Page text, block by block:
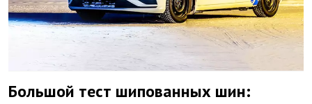
Большой тест шипованных шин: